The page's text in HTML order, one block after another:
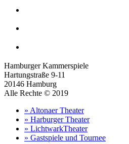
Hamburger Kammerspiele
Hartungstraße 9-11
20146 Hamburg
Alle Rechte © 2019
» Altonaer Theater
» Harburger Theater
» LichtwarkTheater
» Gastspiele und Tournee